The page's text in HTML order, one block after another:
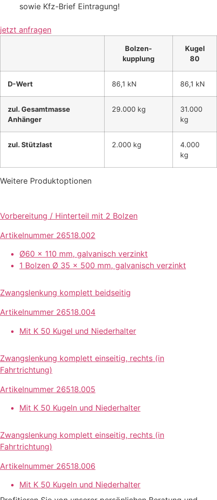
sowie Kfz-Brief Eintragung!
jetzt anfragen
Bolzen-
kupplung
Kugel
80
D-Wert 86,1 kN 86,1 kN
zul. Gesamtmasse
Anhänger
29.000 kg
31.000
kg
zul. Stützlast 2.000 kg
4.000
kg
Weitere Produktoptionen
Vorbereitung / Hinterteil mit 2 Bolzen
Artikelnummer 26518.002
Ø60 x 110 mm, galvanisch verzinkt
1 Bolzen Ø 35 x 500 mm, galvanisch verzinkt
Zwangslenkung komplett beidseitig
Artikelnummer 26518.004
Mit K 50 Kugel und Niederhalter
Zwangslenkung komplett einseitig, rechts (in
Fahrtrichtung)
Artikelnummer 26518.005
Mit K 50 Kugeln und Niederhalter
Zwangslenkung komplett einseitig, rechts (in
Fahrtrichtung)
Artikelnummer 26518.006
Mit K 50 Kugeln und Niederhalter